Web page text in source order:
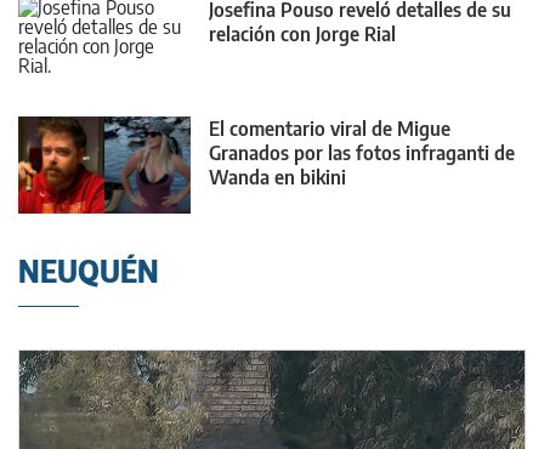
Josefina Pouso reveló detalles de su
relación con Jorge Rial
El comentario viral de Migue
Granados por las fotos infraganti de
Wanda en bikini
NEUQUÉN